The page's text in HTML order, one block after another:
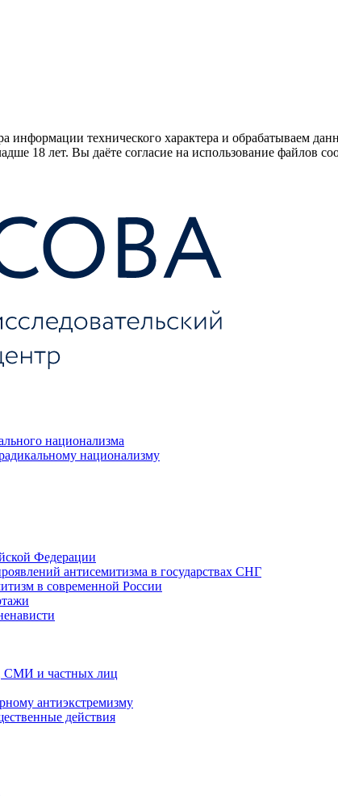
информации технического характера и обрабатываем
18 лет. Вы даёте согласие на использование файлов
национализма
национализму
Федерации
антисемитизма в государствах СНГ
в современной России
СМИ и частных лиц
антиэкстремизму
действия